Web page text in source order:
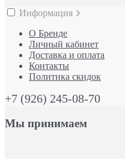
Информация
О Бренде
Личный кабинет
Доставка и оплата
Контакты
Политика скидок
+7 (926) 245-08-70
Мы принимаем